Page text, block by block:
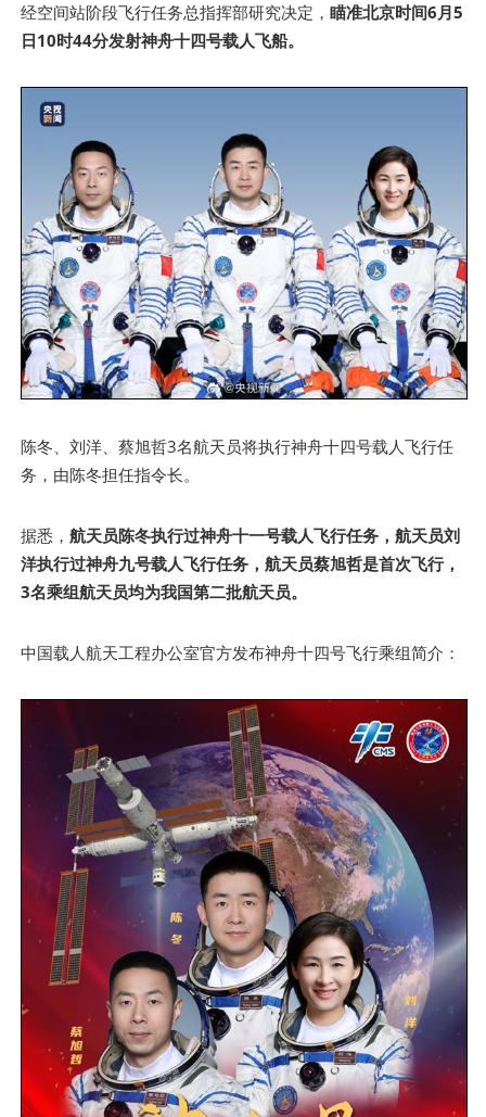
经空间站阶段飞行任务总指挥部研究决定， 瞄准北京时间6月5
日10时44分发射神舟十四号载人飞船。
陈冬、刘洋、蔡旭哲3名航天员将执行神舟十四号载人飞行任
务，由陈冬担任指令长。
据悉， 航天员陈冬执行过神舟十一号载人飞行任务，航天员刘
洋执行过神舟九号载人飞行任务，航天员蔡旭哲是首次飞行，
3名乘组航天员均为我国第二批航天员。
中国载人航天工程办公室官方发布神舟十四号飞行乘组简介：